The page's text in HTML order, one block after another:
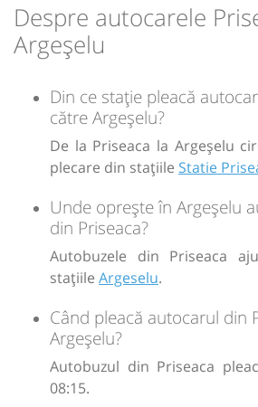
-
Despre autocarele
Argeșelu
Din ce stație pleacă
către Argeșelu?
De la Priseaca la Argeșelu
plecare din stațiile Statie
Unde oprește în Argeșelu
din Priseaca?
Autobuzele din Priseaca
stațiile Argeselu.
Când pleacă autocarul din
Argeșelu?
Autobuzul din Priseaca
08:15.